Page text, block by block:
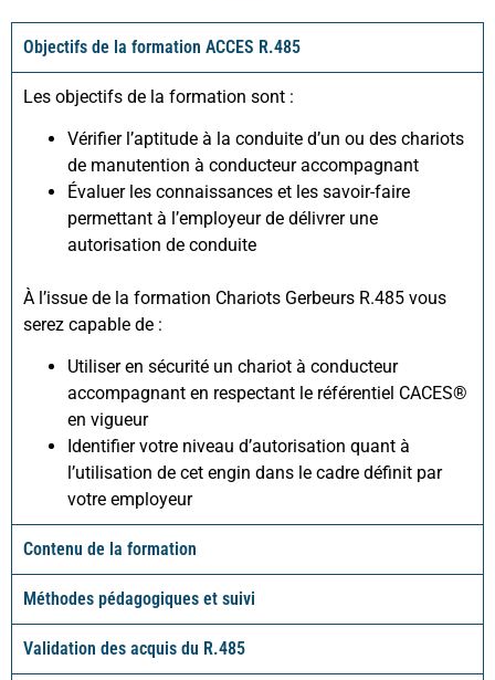
Objectifs de la formation ACCES R.485
Les objectifs de la formation sont :
Vérifier l’aptitude à la conduite d’un ou des chariots
de manutention à conducteur accompagnant
Évaluer les connaissances et les savoir-faire
permettant à l’employeur de délivrer une
autorisation de conduite
​À l’issue de la formation Chariots Gerbeurs R.485 vous
serez capable de :​
Utiliser en sécurité un chariot à conducteur
accompagnant en respectant le référentiel CACES®
en vigueur
Identifier votre niveau d’autorisation quant à
l’utilisation de cet engin dans le cadre définit par
votre employeur
Contenu de la formation
Méthodes pédagogiques et suivi
Validation des acquis du R.485